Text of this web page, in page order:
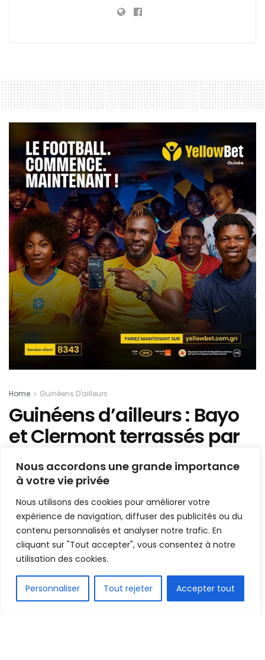
Nous accordons une grande importance
à votre vie privée
Nous utilisons des cookies pour améliorer votre
expérience de navigation, diffuser des publicités ou du
contenu personnalisés et analyser notre trafic. En
cliquant sur "Tout accepter", vous consentez à notre
utilisation des cookies.
Personnaliser Tout rejeter Accepter tout
Home Guinéens D'ailleurs
Guinéens d’ailleurs : Bayo
et Clermont terrassés par
le PSG, notre condensé de
ce samedi
Mis en ligne parAFRICASPORT
10 avril 2022
Temps de lecture:2 minutes
A A
FR